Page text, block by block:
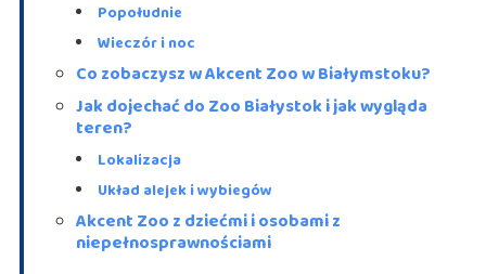
Popołudnie
Wieczór i noc
Co zobaczysz w Akcent Zoo w Białymstoku?
Jak dojechać do Zoo Białystok i jak wygląda
teren?
Lokalizacja
Układ alejek i wybiegów
Akcent Zoo z dziećmi i osobami z
niepełnosprawnościami